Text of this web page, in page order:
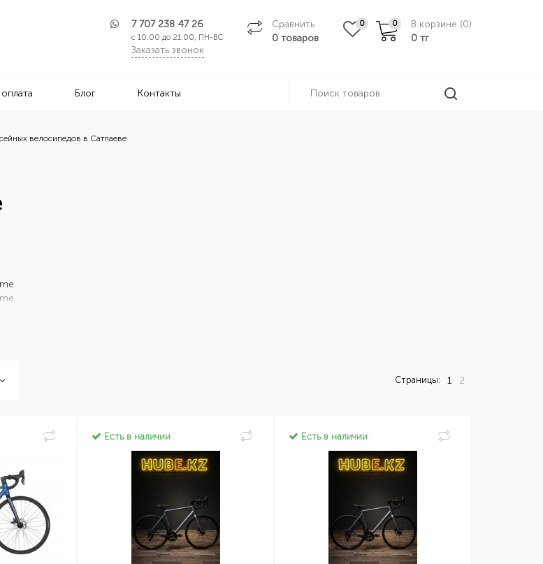
7 707 238 47 26
с 10:00 до 21:00, ПН-ВС
Заказать звонок
Сравнить
0 товаров
0 0 В корзине (0)
0 тг
Блог Контакты
велосипедов в Сатпаеве
Страницы: 1 2
Есть в наличии Есть в наличии